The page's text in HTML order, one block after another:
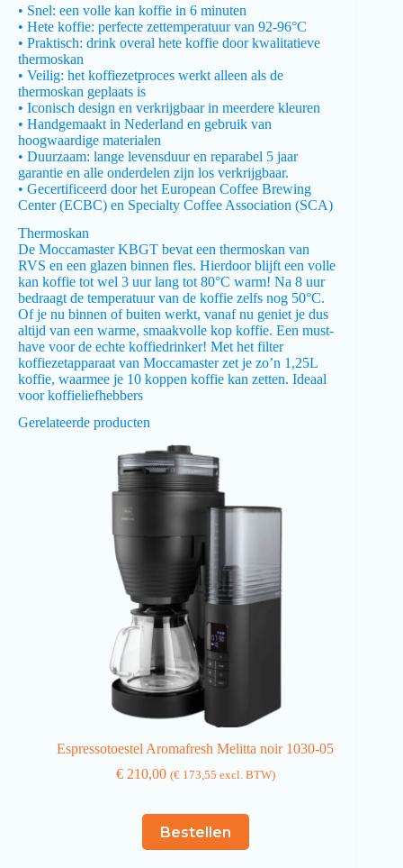
• Snel: een volle kan koffie in 6 minuten
• Hete koffie: perfecte zettemperatuur van 92-96°C
• Praktisch: drink overal hete koffie door kwalitatieve
thermoskan
• Veilig: het koffiezetproces werkt alleen als de
thermoskan geplaats is
• Iconisch design en verkrijgbaar in meerdere kleuren
• Handgemaakt in Nederland en gebruik van
hoogwaardige materialen
• Duurzaam: lange levensduur en reparabel 5 jaar
garantie en alle onderdelen zijn los verkrijgbaar.
• Gecertificeerd door het European Coffee Brewing
Center (ECBC) en Specialty Coffee Association (SCA)
Thermoskan
De Moccamaster KBGT bevat een thermoskan van
RVS en een glazen binnen fles. Hierdoor blijft een volle
kan koffie tot wel 3 uur lang tot 80°C warm! Na 8 uur
bedraagt de temperatuur van de koffie zelfs nog 50°C.
Of je nu binnen of buiten werkt, vanaf nu geniet je dus
altijd van een warme, smaakvolle kop koffie. Een must-
have voor de echte koffiedrinker! Met het filter
koffiezetapparaat van Moccamaster zet je zo’n 1,25L
koffie, waarmee je 10 koppen koffie kan zetten. Ideaal
voor koffieliefhebbers
Gerelateerde producten
Espressotoestel Aromafresh Melitta noir 1030-05
€210,00 (€173,55 excl. BTW)
Bestellen